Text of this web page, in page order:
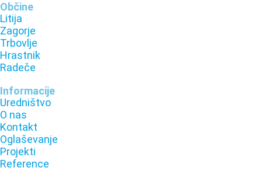
Občine
Litija
Zagorje
Trbovlje
Hrastnik
Radeče
Informacije
Uredništvo
O nas
Kontakt
Oglaševanje
Projekti
Reference